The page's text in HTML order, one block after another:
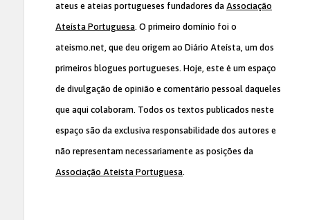
ateus e ateias portugueses fundadores da Associação
Ateísta Portuguesa. O primeiro domínio foi o
ateismo.net, que deu origem ao Diário Ateísta, um dos
primeiros blogues portugueses. Hoje, este é um espaço
de divulgação de opinião e comentário pessoal daqueles
que aqui colaboram. Todos os textos publicados neste
espaço são da exclusiva responsabilidade dos autores e
não representam necessariamente as posições da
Associação Ateísta Portuguesa.